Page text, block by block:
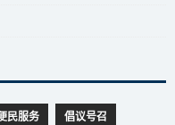
民服务 倡议号召